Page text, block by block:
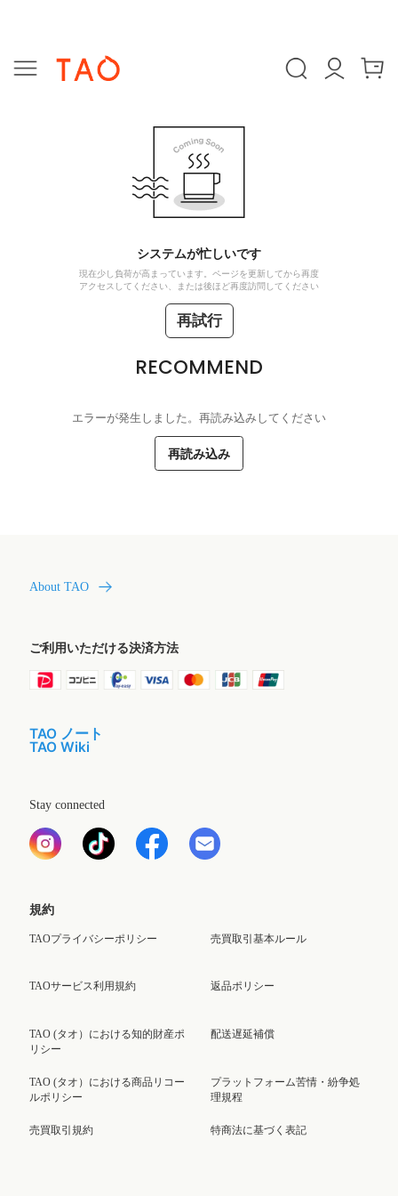
システムが忙しいです
現在少し負荷が高まっています。ページを更新してから再度
アクセスしてください、または後ほど再度訪問してください
再試行
RECOMMEND
エラーが発生しました。再読み込みしてください
再読み込み
About TAO
ご利用いただける決済方法
TAO ノート
TAO Wiki
Stay connected
規約
TAOプライバシーポリシー
TAOサービス利用規約
TAO (タオ）における知的財産ポ
リシー
TAO (タオ）における商品リコー
ルポリシー
売買取引規約
売買取引基本ルール
返品ポリシー
配送遅延補償
プラットフォーム苦情・紛争処
理規程
特商法に基づく表記